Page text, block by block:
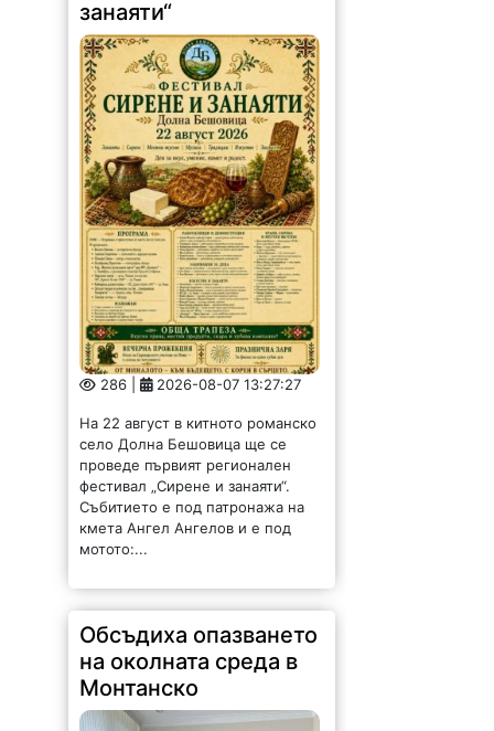
286 | 2026-08-07 13:27:27
На 22 август в китното романско
проведе първият регионален
фестивал „Сирене и занаяти“.
Събитието е под патронажа на
кмета Ангел Ангелов и е под
мотото:...
Обсъдиха опазването
на околната среда в
Монтанско